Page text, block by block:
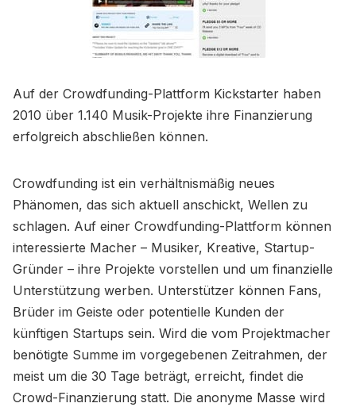
Auf der Crowdfunding-Plattform Kickstarter haben
2010 über 1.140 Musik-Projekte ihre Finanzierung
erfolgreich abschließen können.
Crowdfunding ist ein verhältnismäßig neues
Phänomen, das sich aktuell anschickt, Wellen zu
schlagen. Auf einer Crowdfunding-Plattform können
interessierte Macher – Musiker, Kreative, Startup-
Gründer – ihre Projekte vorstellen und um finanzielle
Unterstützung werben. Unterstützer können Fans,
Brüder im Geiste oder potentielle Kunden der
künftigen Startups sein. Wird die vom Projektmacher
benötigte Summe im vorgegebenen Zeitrahmen, der
meist um die 30 Tage beträgt, erreicht, findet die
Crowd-Finanzierung statt. Die anonyme Masse wird